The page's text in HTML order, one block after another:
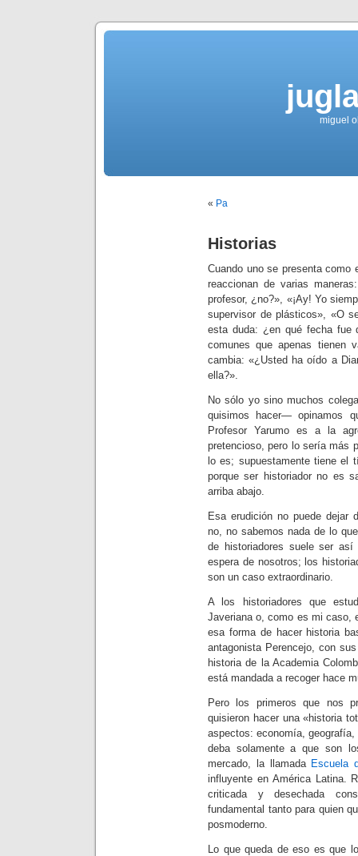
miguel
« Pa
Historias
Cuando uno se presenta
reaccionan de varias
profesor, ¿no?», «¡Ay! Yo
supervisor de plásticos», «O
esta duda: ¿en qué fecha fue
comunes que apenas tienen
cambia: «¿Usted ha oído a
ella?».
No sólo yo sino muchos
quisimos hacer— opinamos
Profesor Yarumo es a la
pretencioso, pero lo sería más
lo es; supuestamente tiene el
porque ser historiador no es
arriba abajo.
Esa erudición no puede dejar
no, no sabemos nada de lo
de historiadores suele ser
espera de nosotros; los
son un caso extraordinario.
A los historiadores que
Javeriana o, como es mi caso,
esa forma de hacer historia
antagonista Perencejo, con
historia de la Academia
está mandada a recoger hace
Pero los primeros que nos
quisieron hacer una «historia
aspectos: economía,
deba solamente a que son
mercado, la llamada Escuela
influyente en América Latina.
criticada y desechada
fundamental tanto para quien
posmoderno.
Lo que queda de eso es que